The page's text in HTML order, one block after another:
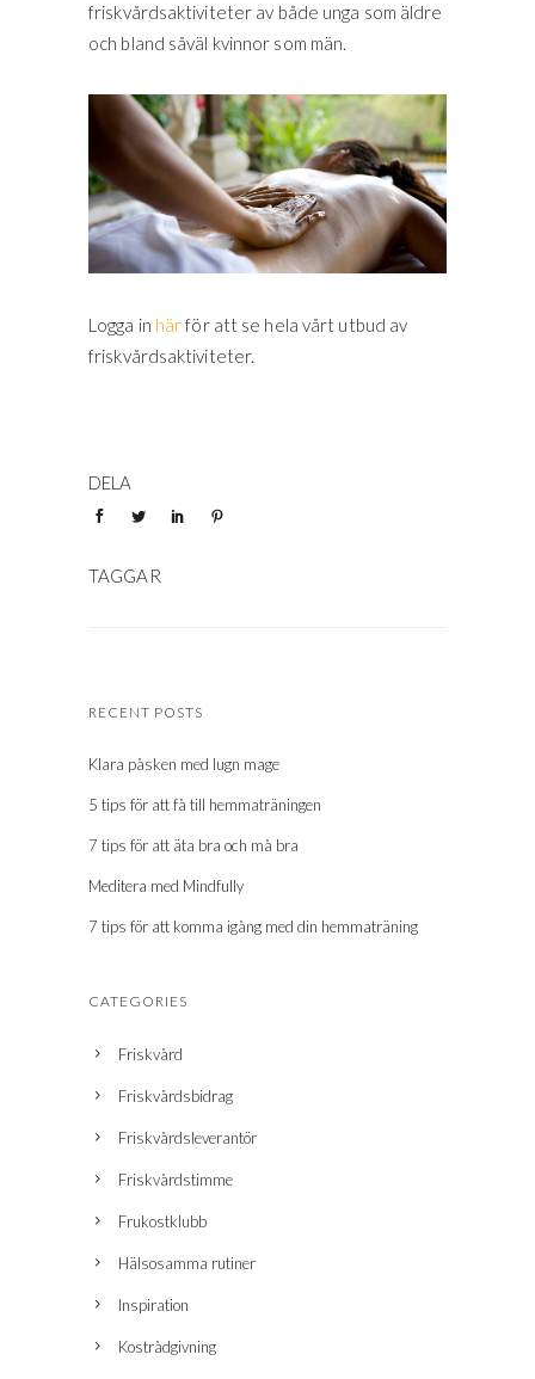
friskvårdsaktiviteter av både unga som äldre
och bland såväl kvinnor som män.
Logga in härför att se hela vårt utbud av
friskvårdsaktiviteter.
RECENT POSTS
Klara påsken med lugn mage
5 tips för att få till hemmaträningen
7 tips för att äta bra och må bra
Meditera med Mindfully
7 tips för att komma igång med din hemmaträning
CATEGORIES
Friskvård
Friskvårdsbidrag
Friskvårdsleverantör
Friskvårdstimme
Frukostklubb
Hälsosamma rutiner
Inspiration
Kostrådgivning